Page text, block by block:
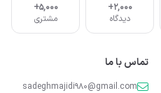
2,000+
دیدگاه
5,000+
مشتری
تماس با ما
sadeghmajidi980@gmail.com